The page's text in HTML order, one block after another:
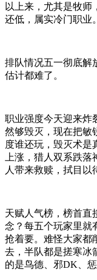
以上来，尤其是牧师
还低，属实冷门职业。
排队情况五一彻底解
估计都难了。
职业强度今天迎来炸
然够毁灭，现在把敏
度谁还玩，毁灭术是
上涨，猎人双系跌
人带来救赎，拭目以
天赋人气榜，榜首直
念？每五个玩家里就
抢着要。难怪大家都
去，半队都是搓寒冰
的是鸟德、邪DK、